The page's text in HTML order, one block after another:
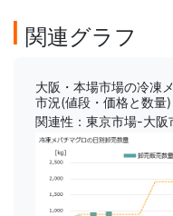
関連グラフ
大阪・本場市場の冷凍
市況(値段・価格と数量)
関連性：東京市場-大阪